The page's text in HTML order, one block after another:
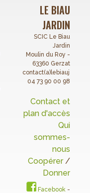
LE BIAU
JARDIN
SCIC Le Biau
Jardin
Moulin du Roy -
63360 Gerzat
04 73 90 00 98
Contact et
plan d'accès
Qui
sommes-
nous
Coopérer/
Donner
Facebook-